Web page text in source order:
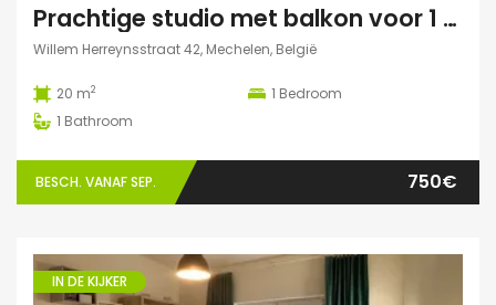
Prachtige studio met balkon voor 1 student(e)!
Willem Herreynsstraat 42, Mechelen, België
20 m2 1 Bedroom
1 Bathroom
BESCH. VANAF SEP. 750€
IN DE KIJKER